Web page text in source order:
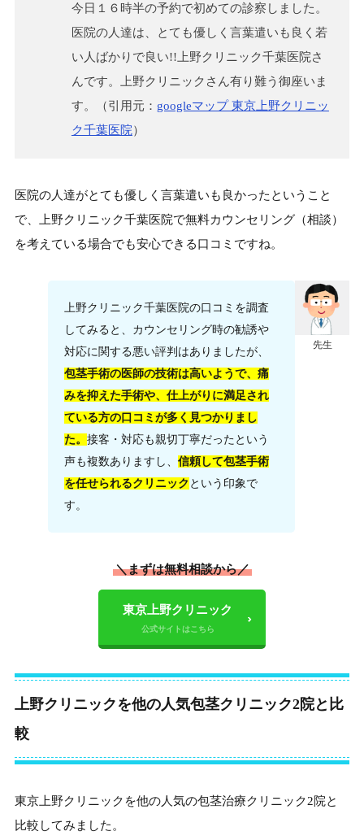
今日１６時半の予約で初めての診察しました。
医院の人達は、とても優しく言葉遣いも良く若
い人ばかりで良い!!上野クリニック千葉医院さ
んです。上野クリニックさん有り難う御座いま
す。（引用元： googleマップ 東京上野クリニッ
ク千葉医院）
医院の人達がとても優しく言葉遣いも良かったということ
で、上野クリニック千葉医院で無料カウンセリング（相談）
を考えている場合でも安心できる口コミですね。
先生
上野クリニック千葉医院の口コミを調査
してみると、カウンセリング時の勧誘や
対応に関する悪い評判はありましたが、
包茎手術の医師の技術は高いようで、痛
みを抑えた手術や、仕上がりに満足され
ている方の口コミが多く見つかりまし
た。接客・対応も親切丁寧だったという
声も複数ありますし、信頼して包茎手術
を任せられるクリニック という印象で
す。
＼まずは無料相談から／
東京上野クリニック
上野クリニックを他の人気包茎クリニック2院と比
較
東京上野クリニックを他の人気の包茎治療クリニック2院と
比較してみました。